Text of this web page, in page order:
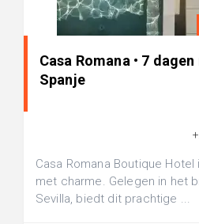
Casa Romana • 7
Spanje
Casa Romana Boutique
met charme. Gelegen in het
Sevilla, biedt dit prachtige ...